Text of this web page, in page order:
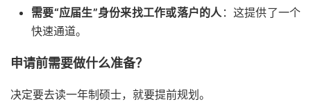
需要“应届生”身份来找工作或落户的人：这提供了一个
快速通道。
申请前需要做什么准备？
决定要去读一年制硕士，就要提前规划。